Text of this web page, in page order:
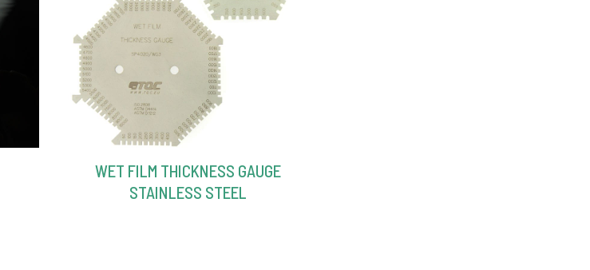
WET FILM THICKNESS GAUGE
STAINLESS STEEL